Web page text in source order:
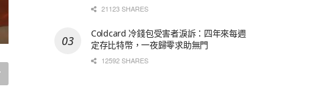
21123 SHARES
Coldcard 冷錢包受害者淚訴：四年來每週
定存比特幣，一夜歸零求助無門
12592 SHARES